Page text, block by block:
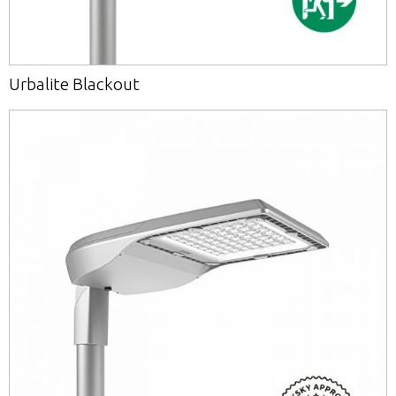
Urbalite Blackout